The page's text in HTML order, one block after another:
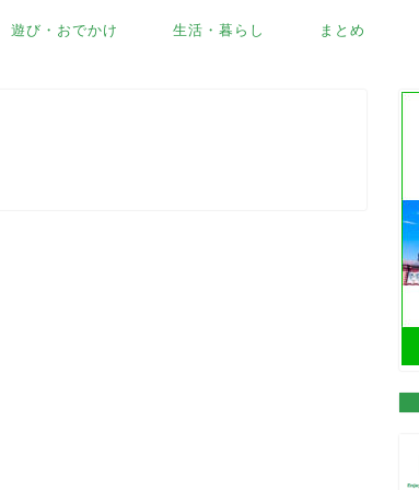
遊び・おでかけ 生活・暮らし まとめ